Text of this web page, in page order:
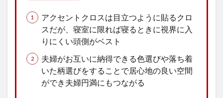
アクセントクロスは目立つように貼るクロ
スだが、寝室に限れば寝るときに視界に入
りにくい頭側がベスト
夫婦がお互いに納得できる色選びや落ち着
いた柄選びをすることで居心地の良い空間
ができ夫婦円満にもつながる